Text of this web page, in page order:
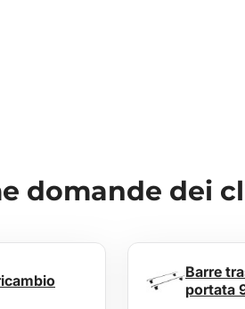
domande dei
Barre
portata